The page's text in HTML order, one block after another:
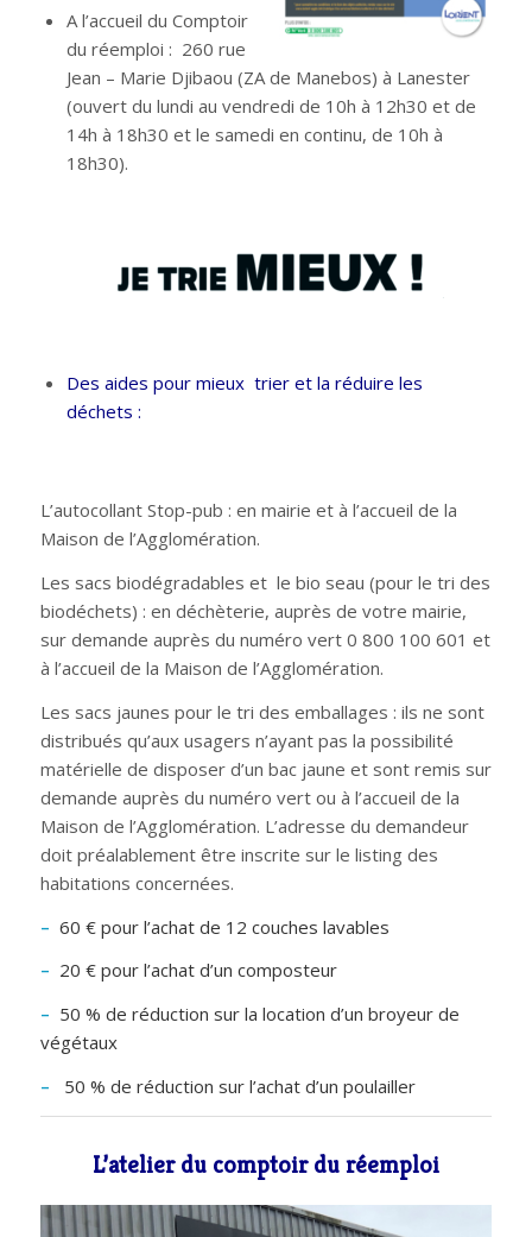
A l’accueil du Comptoir
du réemploi : 260 rue
Jean – Marie Djibaou (ZA de Manebos) à Lanester
(ouvert du lundi au vendredi de 10h à 12h30 et de
14h à 18h30 et le samedi en continu, de 10h à
18h30).
Des aides pour mieux trier et la réduire les
déchets :
L’autocollant Stop-pub : en mairie et à l’accueil de la
Maison de l’Agglomération.
Les sacs biodégradables et le bio seau (pour le tri des
biodéchets) : en déchèterie, auprès de votre mairie,
sur demande auprès du numéro vert 0 800 100 601 et
à l’accueil de la Maison de l’Agglomération.
Les sacs jaunes pour le tri des emballages : ils ne sont
distribués qu’aux usagers n’ayant pas la possibilité
matérielle de disposer d’un bac jaune et sont remis sur
demande auprès du numéro vert ou à l’accueil de la
Maison de l’Agglomération. L’adresse du demandeur
doit préalablement être inscrite sur le listing des
habitations concernées.
– 60 € pour l’achat de 12 couches lavables
– 20 € pour l’achat d’un composteur
– 50 % de réduction sur la location d’un broyeur de
végétaux
– 50 % de réduction sur l’achat d’un poulailler
L’atelier du comptoir du réemploi